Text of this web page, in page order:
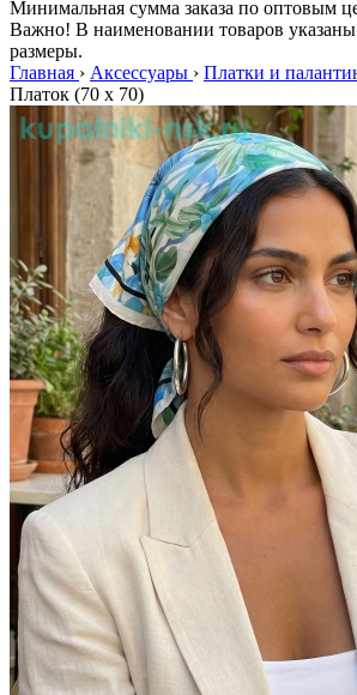
Минимальная сумма заказа по оптовым
Важно! В наименовании товаров указаны
размеры.
Главная › Аксессуары › Платки и
Платок (70 x 70)